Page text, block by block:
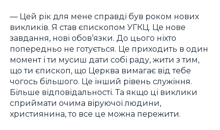
— Цей рік для мене справді був роком нових
викликів. Я став єпископом УГКЦ. Це нове
завдання, нові обов’язки. До цього ніхто
попередньо не готується. Це приходить в один
момент і ти мусиш дати собі раду, жити з тим,
що ти єпископ, що Церква вимагає від тебе
чогось більшого. Це інший рівень служіння.
Більше відповідальності. Та якщо ці виклики
сприймати очима віруючої людини,
християнина, то все це можна пережити.